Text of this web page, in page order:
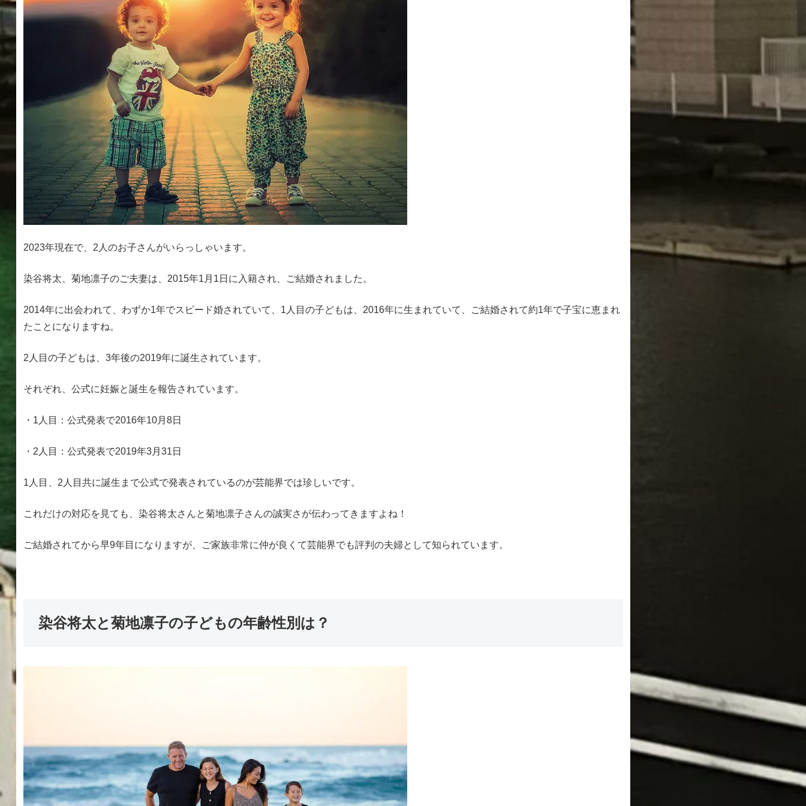
2023年現在で、2人のお子さんがいらっしゃいます。
染谷将太、菊地凛子のご夫妻は、2015年1月1日に入籍され、ご結婚されました。
2014年に出会われて、わずか1年でスピード婚されていて、1人目の子どもは、2016年に生まれていて、ご結婚されて約1年で子宝に恵まれ
たことになりますね。
2人目の子どもは、3年後の2019年に誕生されています。
それぞれ、公式に妊娠と誕生を報告されています。
・1人目：公式発表で2016年10月8日
・2人目：公式発表で2019年3月31日
1人目、2人目共に誕生まで公式で発表されているのが芸能界では珍しいです。
これだけの対応を見ても、染谷将太さんと菊地凛子さんの誠実さが伝わってきますよね！
ご結婚されてから早9年目になりますが、ご家族非常に仲が良くて芸能界でも評判の夫婦として知られています。
染谷将太と菊地凛子の子どもの年齢性別は？